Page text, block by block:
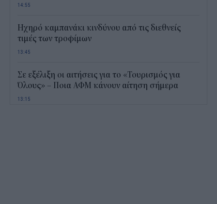
14:55
Ηχηρό καμπανάκι κινδύνου από τις διεθνείς
τιμές των τροφίμων
13:45
Σε εξέλιξη οι αιτήσεις για το «Τουρισμός για
Όλους» – Ποια ΑΦΜ κάνουν αίτηση σήμερα
13:15